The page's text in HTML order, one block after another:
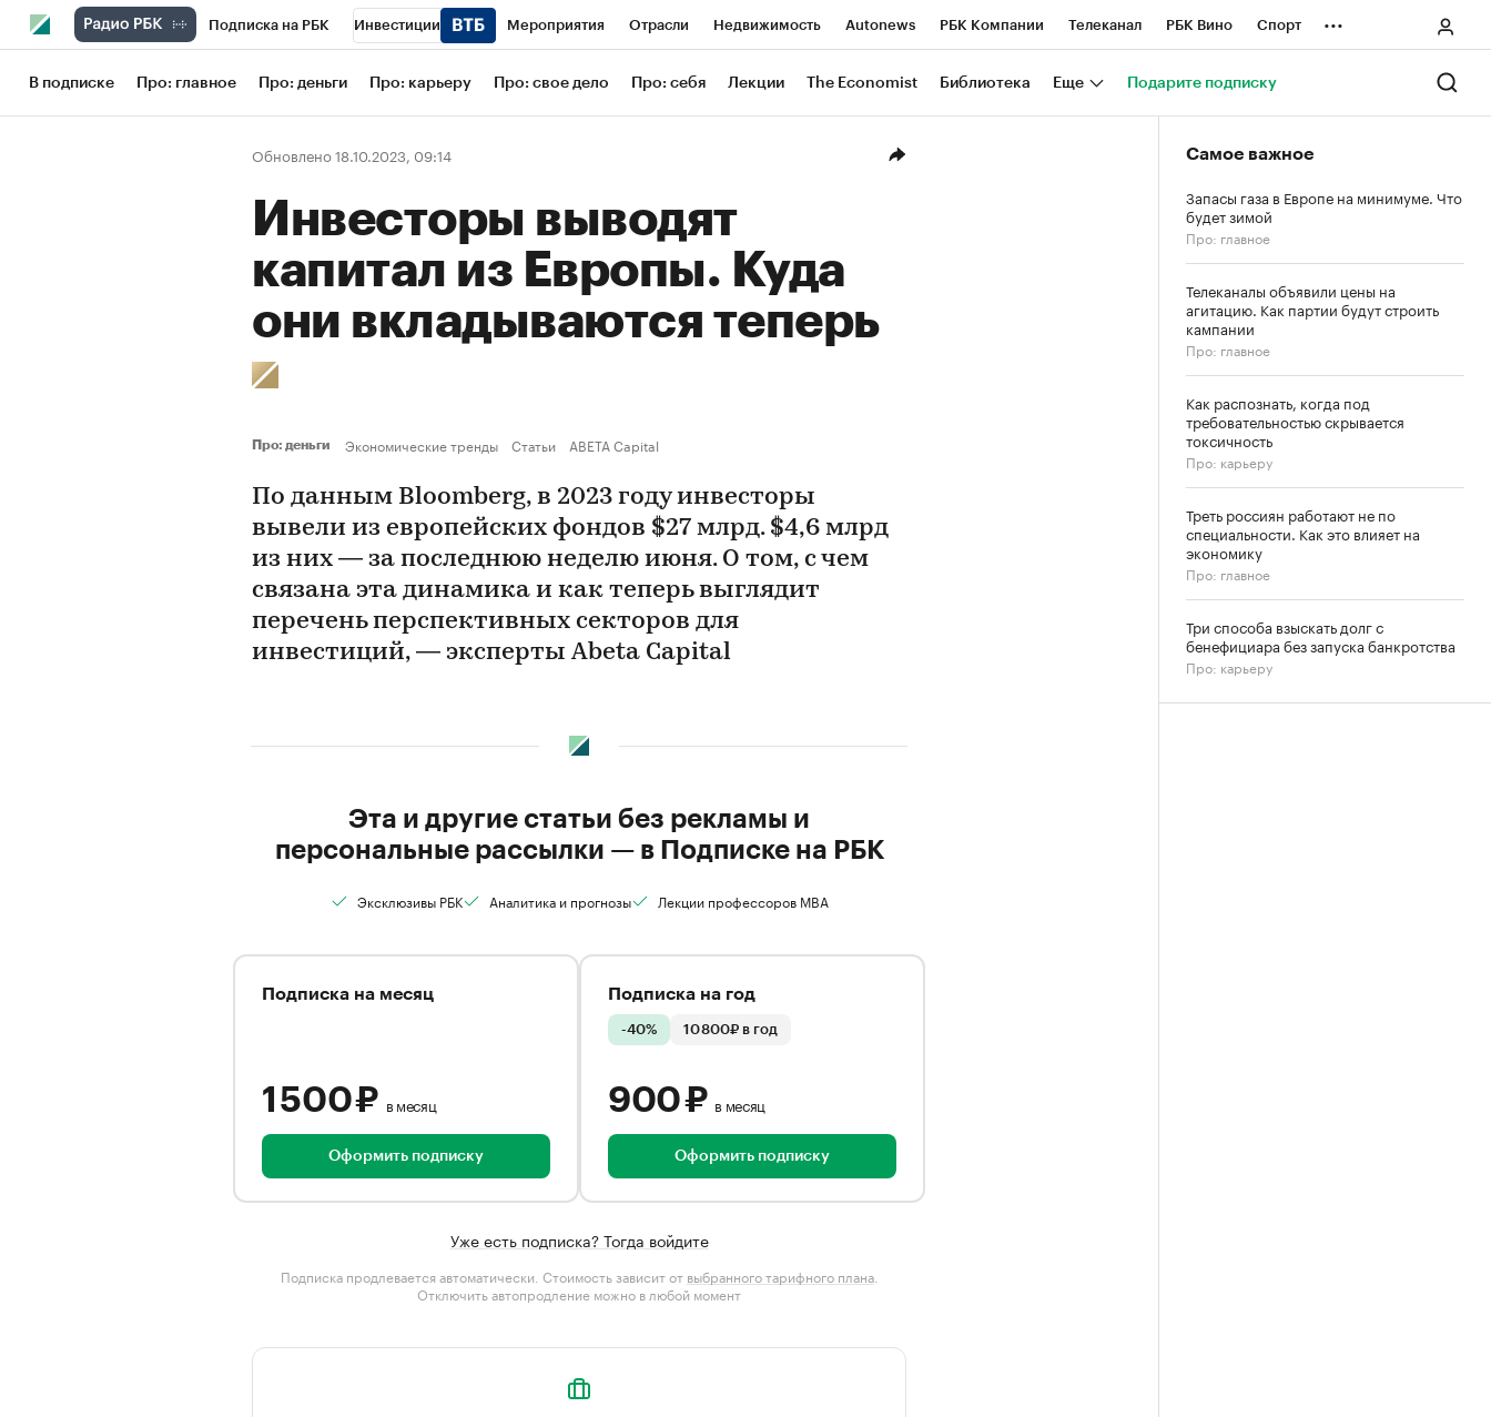
Подписка на РБК Инвестиции Мероприятия Отрасли Недвижимость Autonews РБК Компании Телеканал РБК Вино Спорт
Школа управления РБК РБК Образование РБК Life Тренды Визионеры Национальные проекты Город
Рынок наличной валюты
...
В подписке Про: главное Про: деньги Про: карьеру Про: свое дело Про: себя Лекции The Economist Библиотека Еще Подарите подписку
Обновлено 18.10.2023, 09:14
Инвесторы выводят
капитал из Европы. Куда
они вкладываются теперь
Про: деньги Экономические тренды Статьи ABETA Capital
По данным Bloomberg, в 2023 году инвесторы
вывели из европейских фондов $27 млрд. $4,6 млрд
из них — за последнюю неделю июня. О том, с чем
связана эта динамика и как теперь выглядит
перечень перспективных секторов для
инвестиций, — эксперты Abeta Capital
Эта и другие статьи без рекламы и
персональные рассылки — в Подписке на РБК
Эксклюзивы РБК Аналитика и прогнозы Лекции профессоров MBA
Подписка на месяц
1 500 ₽ в месяц
Оформить подписку
Подписка на год
-40% 10 800₽ в год
900 ₽ в месяц
Оформить подписку
Уже есть подписка? Тогда войдите
Подписка продлевается автоматически. Стоимость зависит от выбранного тарифного плана.
Отключить автопродление можно в любой момент
Самое важное
Запасы газа в Европе на минимуме. Что
будет зимой
Про: главное
Телеканалы объявили цены на
агитацию. Как партии будут строить
кампании
Про: главное
Как распознать, когда под
требовательностью скрывается
токсичность
Про: карьеру
Треть россиян работают не по
специальности. Как это влияет на
экономику
Про: главное
Три способа взыскать долг с
бенефициара без запуска банкротства
Про: карьеру